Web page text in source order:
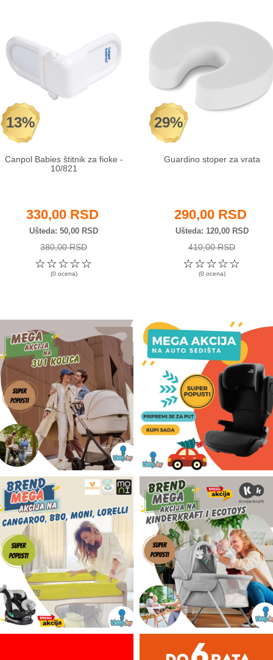
13%
Canpol Babies štitnik za fioke -
10/821
330,00 RSD
Ušteda 50,00 RSD
380,00 RSD
☆
☆
☆
☆
☆
(0 ocena)
29%
Guardino stoper za vrata
290,00 RSD
Ušteda 120,00 RSD
410,00 RSD
☆
☆
☆
☆
☆
(0 ocena)